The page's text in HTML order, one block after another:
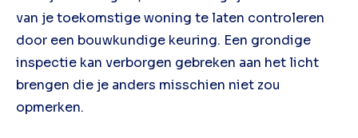
van je toekomstige woning te laten controleren
door een bouwkundige keuring. Een grondige
inspectie kan verborgen gebreken aan het licht
brengen die je anders misschien niet zou
opmerken.